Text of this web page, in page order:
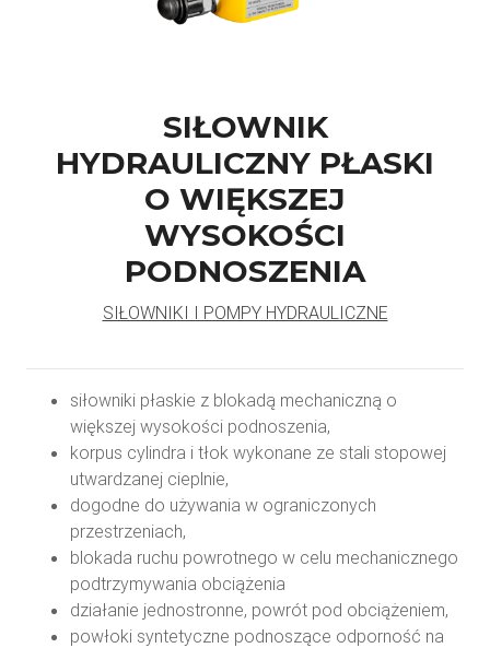
SIŁOWNIK
HYDRAULICZNY PŁASKI
O WIĘKSZEJ
WYSOKOŚCI
PODNOSZENIA
SIŁOWNIKI I POMPY HYDRAULICZNE
siłowniki płaskie z blokadą mechaniczną o
większej wysokości podnoszenia,
korpus cylindra i tłok wykonane ze stali stopowej
utwardzanej cieplnie,
dogodne do używania w ograniczonych
przestrzeniach,
blokada ruchu powrotnego w celu mechanicznego
podtrzymywania obciążenia
działanie jednostronne, powrót pod obciążeniem,
powłoki syntetyczne podnoszące odporność na